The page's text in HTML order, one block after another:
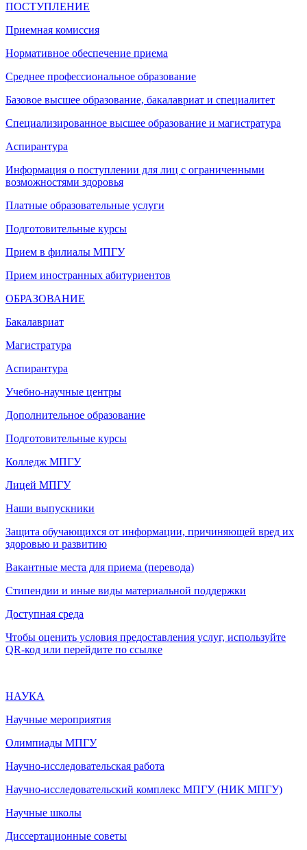
ПОСТУПЛЕНИЕ
Приемная комиссия
Нормативное обеспечение приема
Среднее профессиональное образование
Базовое высшее образование, бакалавриат и специалитет
Специализированное высшее образование и магистратура
Аспирантура
Информация о поступлении для лиц с ограниченными
возможностями здоровья
Платные образовательные услуги
Подготовительные курсы
Прием в филиалы МПГУ
Прием иностранных абитуриентов
ОБРАЗОВАНИЕ
Бакалавриат
Магистратура
Аспирантура
Учебно-научные центры
Дополнительное образование
Подготовительные курсы
Колледж МПГУ
Лицей МПГУ
Наши выпускники
Защита обучающихся от информации, причиняющей вред их
здоровью и развитию
Вакантные места для приема (перевода)
Стипендии и иные виды материальной поддержки
Доступная среда
Чтобы оценить условия предоставления услуг, используйте
QR-код или перейдите по ссылке
НАУКА
Научные мероприятия
Олимпиады МПГУ
Научно-исследовательская работа
Научно-исследовательский комплекс МПГУ (НИК МПГУ)
Научные школы
Диссертационные советы